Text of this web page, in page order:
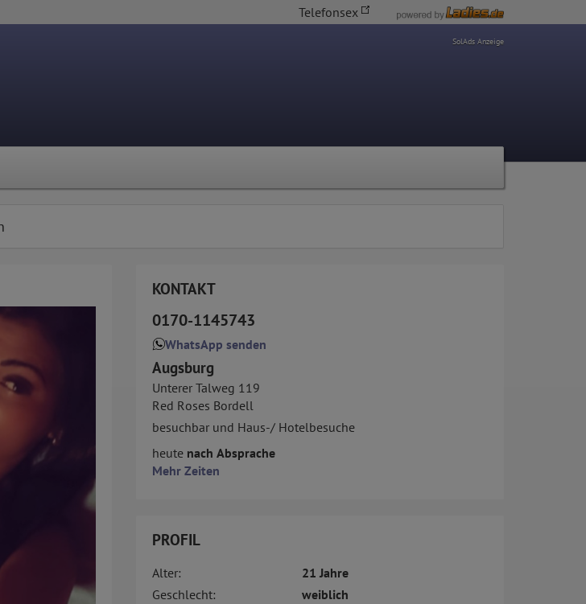
Telefonsex
SolAds Anzeige
KONTAKT
0170-1145743
WhatsApp senden
Augsburg
Unterer Talweg 119
Red Roses Bordell
besuchbar und Haus-/ Hotelbesuche
heute nach Absprache
Mehr Zeiten
PROFIL
Alter:
21 Jahre
Geschlecht:
weiblich